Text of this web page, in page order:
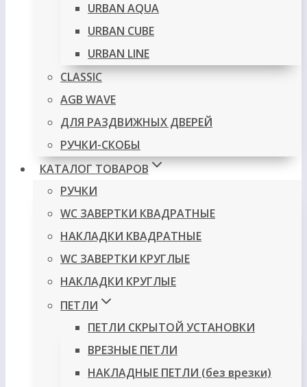
URBAN AQUA
URBAN CUBE
URBAN LINE
CLASSIC
AGB WAVE
ДЛЯ РАЗДВИЖНЫХ ДВЕРЕЙ
РУЧКИ-СКОБЫ
КАТАЛОГ ТОВАРОВ
РУЧКИ
WC ЗАВЕРТКИ КВАДРАТНЫЕ
НАКЛАДКИ КВАДРАТНЫЕ
WC ЗАВЕРТКИ КРУГЛЫЕ
НАКЛАДКИ КРУГЛЫЕ
ПЕТЛИ
ПЕТЛИ СКРЫТОЙ УСТАНОВКИ
ВРЕЗНЫЕ ПЕТЛИ
НАКЛАДНЫЕ ПЕТЛИ (без врезки)